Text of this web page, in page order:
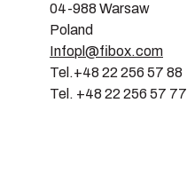
04-988 Warsaw
Poland
Infopl@fibox.com
Tel.+48 22 256 57 88
Tel. +48 22 256 57 77